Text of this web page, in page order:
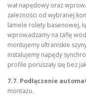
wał napędowy oraz
zależności od wybranej
lamele rolety basenowej,
wprowadzamy na taflę
montujemy ultraniskie
instalujemy napędy
profile poruszały się bez
7.7. Podłączenie
montażu.